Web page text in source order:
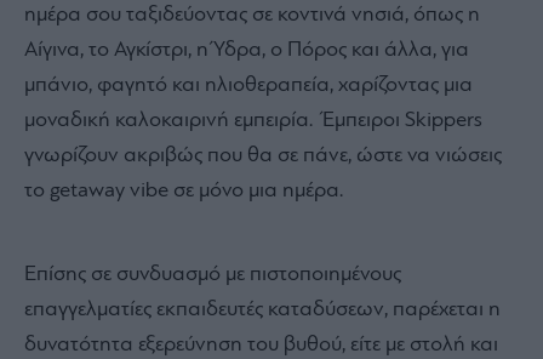
ημέρα σου ταξιδεύοντας σε κοντινά νησιά, όπως η
Αίγινα, το Αγκίστρι, η Ύδρα, ο Πόρος και άλλα, για
μπάνιο, φαγητό και ηλιοθεραπεία, χαρίζοντας μια
μοναδική καλοκαιρινή εμπειρία. Έμπειροι Skippers
γνωρίζουν ακριβώς που θα σε πάνε, ώστε να νιώσεις
το getaway vibe σε μόνο μια ημέρα.
Επίσης σε συνδυασμό με πιστοποιημένους
επαγγελματίες εκπαιδευτές καταδύσεων, παρέχεται η
δυνατότητα εξερεύνηση του βυθού, είτε με στολή και